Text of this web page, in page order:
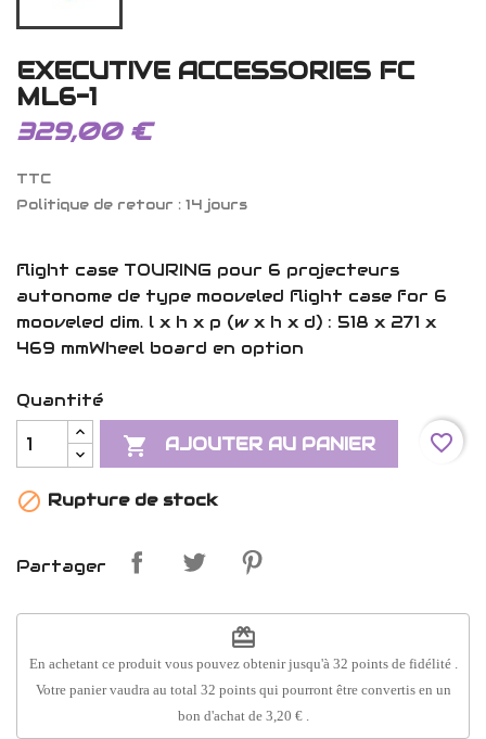
EXECUTIVE ACCESSORIES FC
ML6-1
329,00 €
TTC
Politique de retour : 14 jours
flight case TOURING pour 6 projecteurs
autonome de type mooveled flight case for 6
mooveled dim. l x h x p (w x h x d) : 518 x 271 x
469 mmWheel board en option
Quantité
 AJOUTER AU PANIER favorite_border
 Rupture de stock
Partager
redeem
En achetant ce produit vous pouvez obtenir jusqu'à 32 points de fidélité.
Votre panier vaudra au total 32 pointsqui pourront être convertis en un
bon d'achat de 3,20 €.